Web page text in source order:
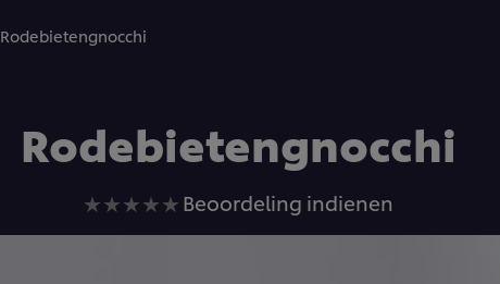
Rodebietengnocchi
Rodebietengnocchi
Geen
beoordelingen
Beoordeling indienen